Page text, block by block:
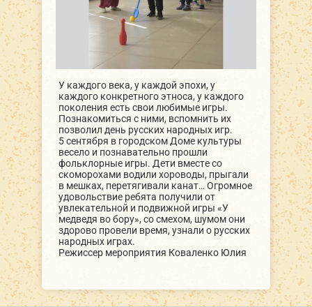
У каждого века, у каждой эпохи, у
каждого конкретного этноса, у каждого
поколения есть свои любимые игры.
Познакомиться с ними, вспомнить их
позволил день русских народных игр.
5 сентября в городском Доме культуры
весело и познавательно прошли
фольклорные игры. Дети вместе со
скоморохами водили хороводы, прыгали
в мешках, перетягивали канат… Огромное
удовольствие ребята получили от
увлекательной и подвижной игры «У
медведя во бору», со смехом, шумом они
здорово провели время, узнали о русских
народных играх.
Режиссер мероприятия Коваленко Юлия